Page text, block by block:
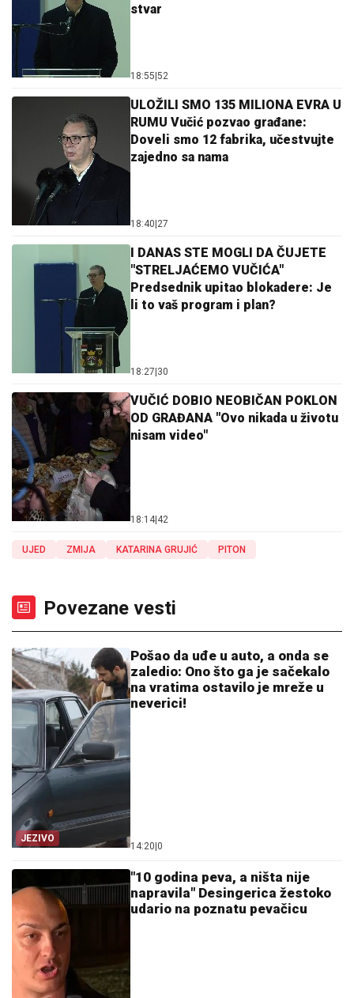
stvar
18:55|52
ULOŽILI SMO 135 MILIONA EVRA U
RUMU Vučić pozvao građane:
Doveli smo 12 fabrika, učestvujte
zajedno sa nama
18:40|27
I DANAS STE MOGLI DA ČUJETE
"STRELJAĆEMO VUČIĆA"
Predsednik upitao blokadere: Je
li to vaš program i plan?
18:27|30
VUČIĆ DOBIO NEOBIČAN POKLON
OD GRAĐANA "Ovo nikada u životu
nisam video"
18:14|42
UJED ZMIJA KATARINA GRUJIĆ PITON
Povezane vesti
JEZIVO
Pošao da uđe u auto, a onda se
zaledio: Ono što ga je sačekalo
na vratima ostavilo je mreže u
neverici!
14:20|0
"10 godina peva, a ništa nije
napravila" Desingerica žestoko
udario na poznatu pevačicu